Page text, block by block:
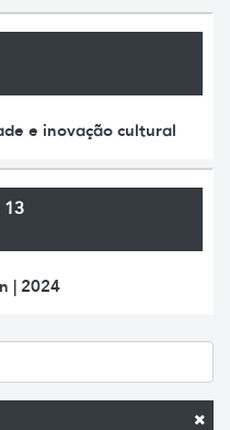
e inovação cultural
| 2024